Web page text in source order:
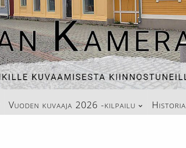
Vuoden kuvaaja 2026 -kilpailu Historia